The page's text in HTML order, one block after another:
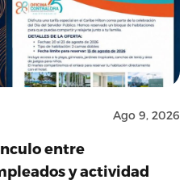
Ago 9, 2026
entre
y actividad